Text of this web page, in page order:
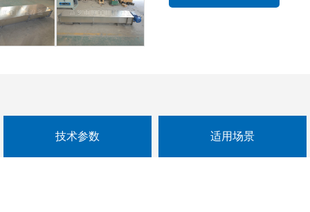
技术参数 适用场景